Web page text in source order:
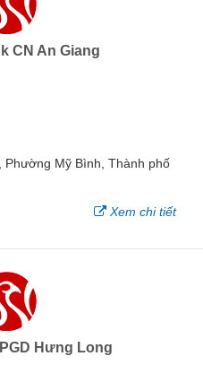
CN An Giang
Mỹ Bình, Thành phố
Xem chi tiết
Hưng Long